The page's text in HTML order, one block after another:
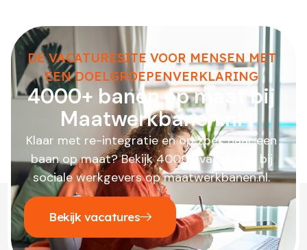
DE VACATURESITE VOOR MENSEN MET
EEN DOELGROEPENVERKLARING
4000+ banen op maat bij
Maatwerkbanen.nl
Klaar met re-integratie en op zoek naar een
baan op maat? Bekijk 4000+ vacatures bij
sociale werkgevers op maatwerkbanen.nl.
Bekijk vacatures